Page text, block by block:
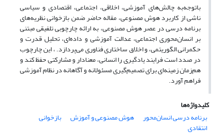
باتوجه‌به چالش‌های آموزشی، اخلاقی، اجتماعی، اقتصادی و سیاسی
ناشی از کاربرد هوش مصنوعی، مقاله حاضر ضمن بازخوانی نظریه‌های
برنامه درسی در عصر هوش مصنوعی، به ارائه چارچوبی تلفیقی مبتنی
بر انسان‌محوری اجتماعی، عدالت آموزشی و داده‌ای، تحلیل قدرت و
حکمرانی الگوریتمی، و اخلاق ساختاری فناوری می‌پردازد. ، این چارچوب
در صدد است فرایند یادگیری را انسانی، معنادار و مشارکتی حفظ کند و
هم‌زمان زمینه‌ای برای تصمیم‌گیری مسئولانه و آگاهانه در نظام آموزشی
فراهم آورد.
کلیدواژه‌ها
برنامه درسی انسان‌محور
هوش مصنوعی و آموزش بازخوانی
انتقادی